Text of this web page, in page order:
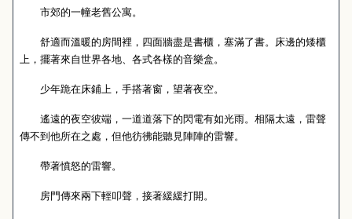
市郊的一幢老舊公寓。
舒適而溫暖的房間裡，四面牆盡是書櫃，塞滿了書。床邊的矮櫃
上，擺著來自世界各地、各式各樣的音樂盒。
少年跪在床鋪上，手搭著窗，望著夜空。
遙遠的夜空彼端，一道道落下的閃電有如光雨。相隔太遠，雷聲
傳不到他所在之處，但他彷彿能聽見陣陣的雷響。
帶著憤怒的雷響。
房門傳來兩下輕叩聲，接著緩緩打開。